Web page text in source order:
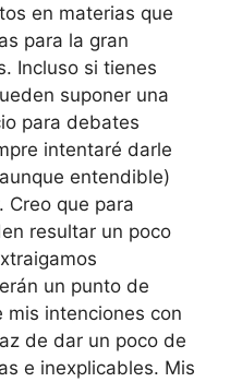
en materias que
para la gran
Incluso si tienes
suponer una
para debates
intentaré darle
entendible)
Creo que para
resultar un poco
un punto de
intenciones con
de dar un poco de
e inexplicables. Mis